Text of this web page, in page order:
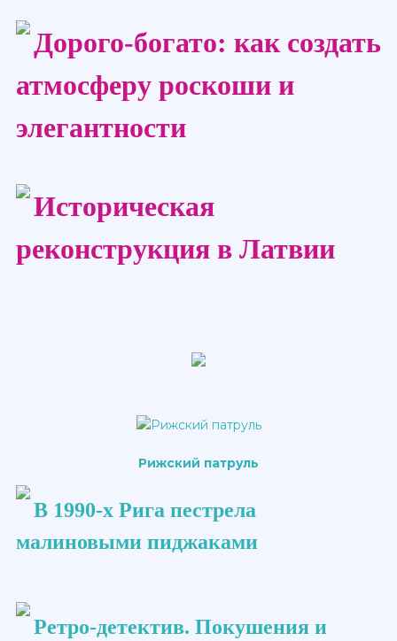
Дорого-богато: как создать
атмосферу роскоши и
элегантности
Историческая
реконструкция в Латвии
Рижский патруль
В 1990-х Рига пестрела
малиновыми пиджаками
Ретро-детектив. Покушения и